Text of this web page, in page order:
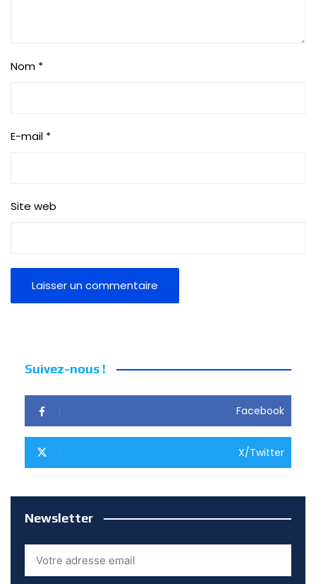
Nom *
E-mail *
Site web
Suivez-nous !
Facebook
X/Twitter
Newsletter